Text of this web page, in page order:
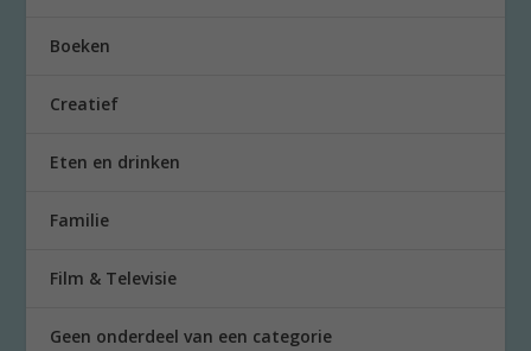
Boeken
Creatief
Eten en drinken
Familie
Film & Televisie
Geen onderdeel van een categorie